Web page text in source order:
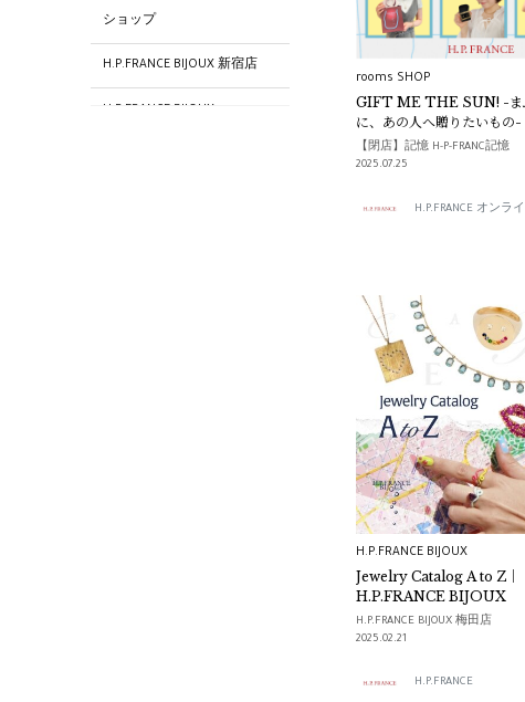
ショップ
H.P.FRANCE BIJOUX 新宿店
rooms SHOP
GIFT ME THE SUN! -ま
に、あの人へ贈りたいもの-
【閉店】記憶 H-P-FRANC記憶
2025.07.25
H.P.FRANCE オンラ
H.P.FRANCE BIJOUX
Jewelry Catalog A to Z｜
H.P.FRANCE BIJOUX
H.P.FRANCE BIJOUX 梅田店
2025.02.21
H.P.FRANCE